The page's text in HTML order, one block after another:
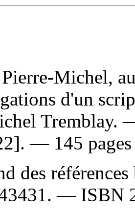
Michel,
d'un
Tremblay.
— 145
des
. — ISBN